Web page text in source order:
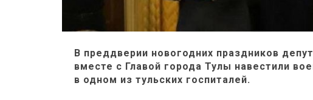
В преддверии новогодних праздников
вместе с Главой города Тулы навестили
в одном из тульских госпиталей.